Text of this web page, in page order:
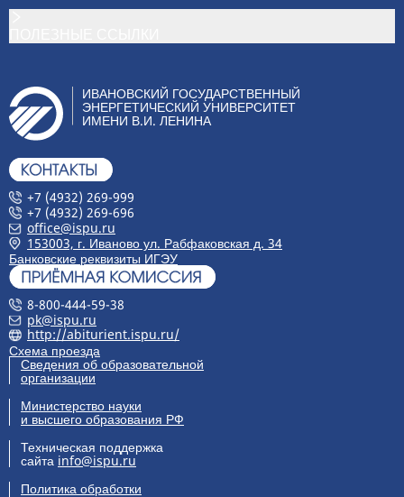
ИВАНОВСКИЙ ГОСУДАРСТВЕННЫЙ
ЭНЕРГЕТИЧЕСКИЙ УНИВЕРСИТЕТ
ИМЕНИ В.И. ЛЕНИНА
+7 (4932) 269-999
+7 (4932) 269-696
office@ispu.ru
153003, г. Иваново ул. Рабфаковская д. 34
Банковские реквизиты ИГЭУ
8-800-444-59-38
pk@ispu.ru
http://abiturient.ispu.ru/
Схема проезда
Сведения об образовательной
организации
Министерство науки
и высшего образования РФ
Техническая поддержка
сайта info@ispu.ru
Политика обработки